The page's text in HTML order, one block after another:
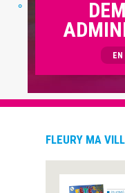
Vous êtes ici :
FLEURY MA